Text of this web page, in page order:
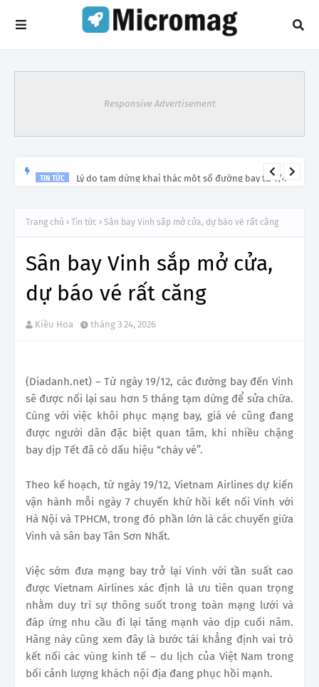
Responsive Advertisement
TIN TỨC Lý do tạm dừng khai thác một số đường bay từ 1/4
Trang chủ Tin tức Sân bay Vinh sắp mở cửa, dự báo vé rất căng
Sân bay Vinh sắp mở cửa,
dự báo vé rất căng
Kiều Hoa tháng 3 24, 2026
(Diadanh.net) – Từ ngày 19/12, các đường bay đến Vinh
sẽ được nối lại sau hơn 5 tháng tạm dừng để sửa chữa.
Cùng với việc khôi phục mạng bay, giá vé cũng đang
được người dân đặc biệt quan tâm, khi nhiều chặng
bay dịp Tết đã có dấu hiệu “cháy vé”.
Theo kế hoạch, từ ngày 19/12, Vietnam Airlines dự kiến
vận hành mỗi ngày 7 chuyến khứ hồi kết nối Vinh với
Hà Nội và TPHCM, trong đó phần lớn là các chuyến giữa
Vinh và sân bay Tân Sơn Nhất.
Việc sớm đưa mạng bay trở lại Vinh với tần suất cao
được Vietnam Airlines xác định là ưu tiên quan trọng
nhằm duy trì sự thông suốt trong toàn mạng lưới và
đáp ứng nhu cầu đi lại tăng mạnh vào dịp cuối năm.
Hãng này cũng xem đây là bước tái khẳng định vai trò
kết nối các vùng kinh tế – du lịch của Việt Nam trong
bối cảnh lượng khách nội địa đang phục hồi mạnh.